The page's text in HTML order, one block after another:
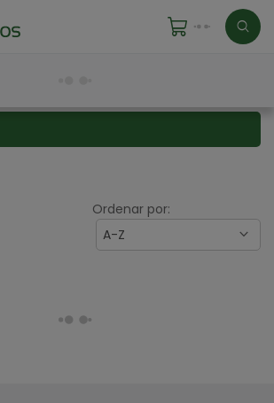
Ordenar por:
A-Z